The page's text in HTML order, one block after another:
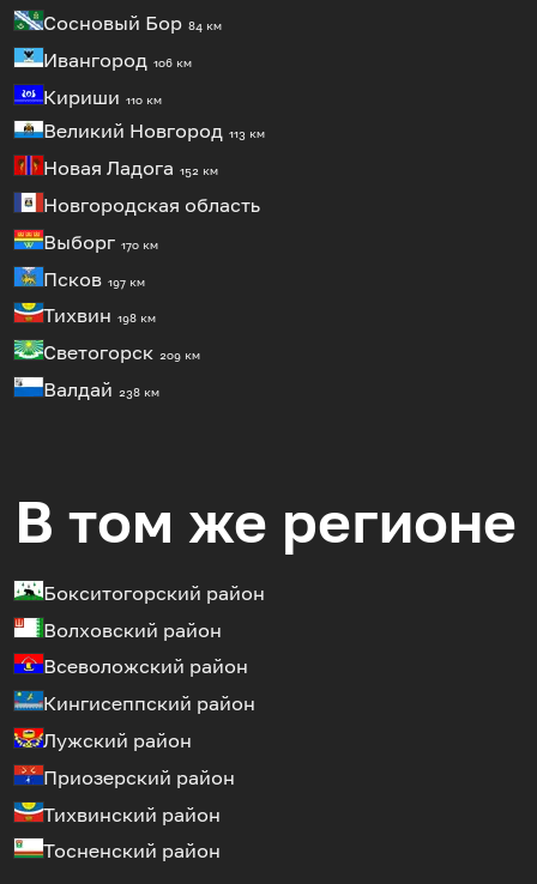
Сосновый Бор 84 км
Ивангород 106 км
Кириши 110 км
Великий Новгород 113 км
Новая Ладога 152 км
Новгородская область
Выборг 170 км
Псков 197 км
Тихвин 198 км
Светогорск 209 км
Валдай 238 км
В том же регионе
Бокситогорский район
Волховский район
Всеволожский район
Кингисеппский район
Лужский район
Приозерский район
Тихвинский район
Тосненский район